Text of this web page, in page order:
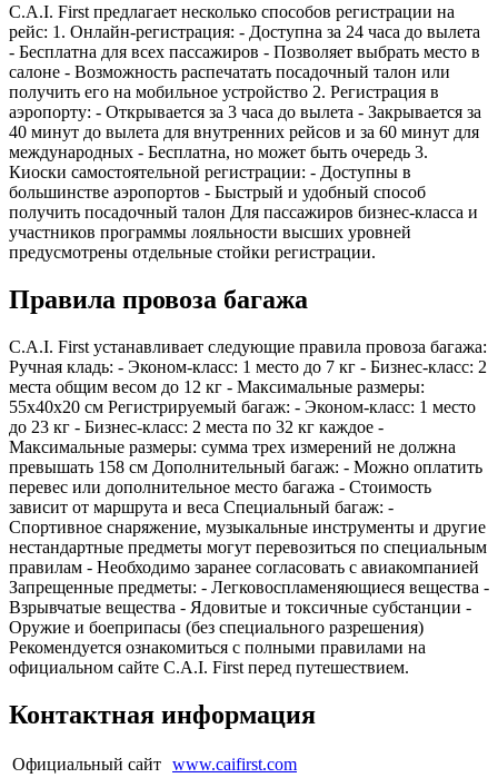
C.A.I. First предлагает несколько способов регистрации на
рейс: 1. Онлайн-регистрация: - Доступна за 24 часа до вылета
- Бесплатна для всех пассажиров - Позволяет выбрать место в
салоне - Возможность распечатать посадочный талон или
получить его на мобильное устройство 2. Регистрация в
аэропорту: - Открывается за 3 часа до вылета - Закрывается за
40 минут до вылета для внутренних рейсов и за 60 минут для
международных - Бесплатна, но может быть очередь 3.
Киоски самостоятельной регистрации: - Доступны в
большинстве аэропортов - Быстрый и удобный способ
получить посадочный талон Для пассажиров бизнес-класса и
участников программы лояльности высших уровней
предусмотрены отдельные стойки регистрации.
Правила провоза багажа
C.A.I. First устанавливает следующие правила провоза багажа:
Ручная кладь: - Эконом-класс: 1 место до 7 кг - Бизнес-класс: 2
места общим весом до 12 кг - Максимальные размеры:
55x40x20 см Регистрируемый багаж: - Эконом-класс: 1 место
до 23 кг - Бизнес-класс: 2 места по 32 кг каждое -
Максимальные размеры: сумма трех измерений не должна
превышать 158 см Дополнительный багаж: - Можно оплатить
перевес или дополнительное место багажа - Стоимость
зависит от маршрута и веса Специальный багаж: -
Спортивное снаряжение, музыкальные инструменты и другие
нестандартные предметы могут перевозиться по специальным
правилам - Необходимо заранее согласовать с авиакомпанией
Запрещенные предметы: - Легковоспламеняющиеся вещества -
Взрывчатые вещества - Ядовитые и токсичные субстанции -
Оружие и боеприпасы (без специального разрешения)
Рекомендуется ознакомиться с полными правилами на
официальном сайте C.A.I. First перед путешествием.
Контактная информация
Официальный сайт www.caifirst.com